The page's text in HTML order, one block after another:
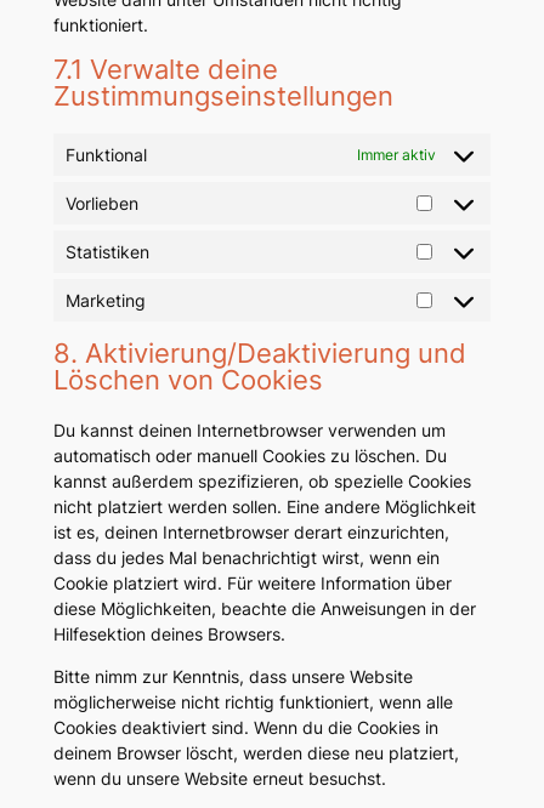
funktioniert.
7.1 Verwalte deine
Zustimmungseinstellungen
Funktional Immer aktiv
Vorlieben
Vorlieben
Statistiken
Statistiken
Marketing
Marketing
8. Aktivierung/Deaktivierung und
Löschen von Cookies
Du kannst deinen Internetbrowser verwenden um
automatisch oder manuell Cookies zu löschen. Du
kannst außerdem spezifizieren, ob spezielle Cookies
nicht platziert werden sollen. Eine andere Möglichkeit
ist es, deinen Internetbrowser derart einzurichten,
dass du jedes Mal benachrichtigt wirst, wenn ein
Cookie platziert wird. Für weitere Information über
diese Möglichkeiten, beachte die Anweisungen in der
Hilfesektion deines Browsers.
Bitte nimm zur Kenntnis, dass unsere Website
möglicherweise nicht richtig funktioniert, wenn alle
Cookies deaktiviert sind. Wenn du die Cookies in
deinem Browser löscht, werden diese neu platziert,
wenn du unsere Website erneut besuchst.